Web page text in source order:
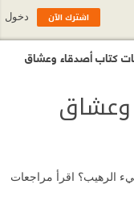
كتاب أصدقاء وعشاق
وعشاق
الرهيب؟ اقرأ مراجعات
اشترك الآن دخول